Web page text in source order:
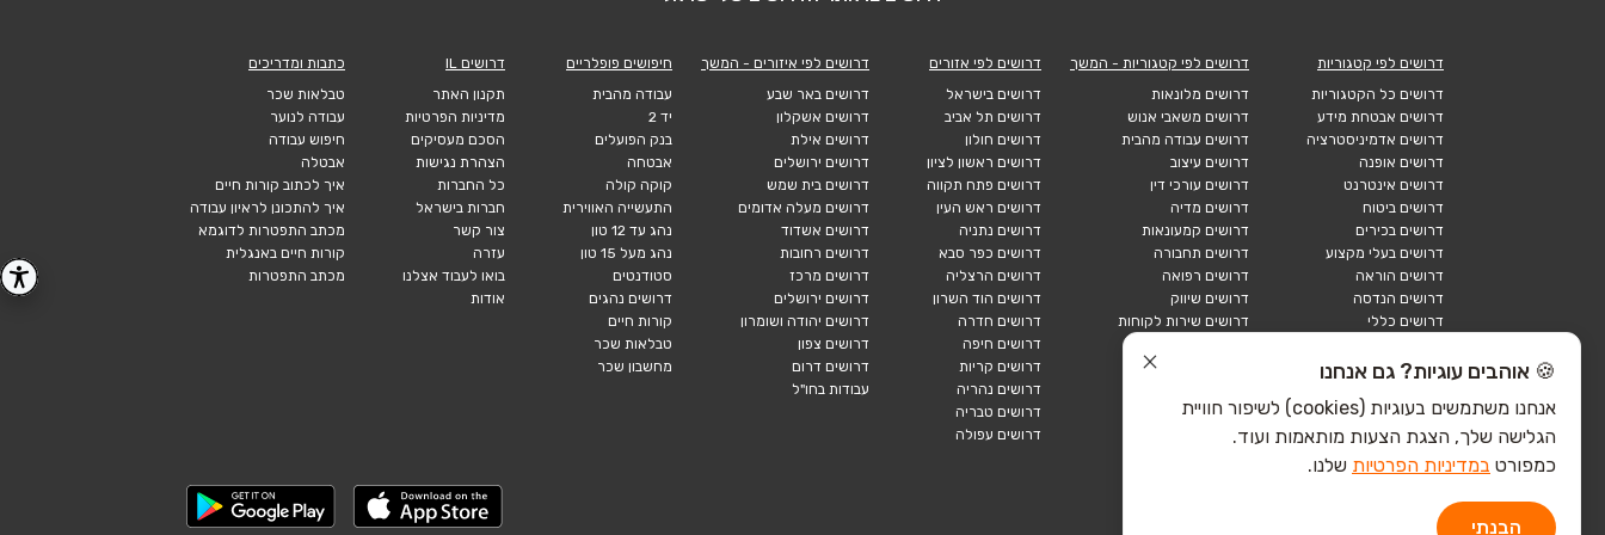
דרושים לפי קטגוריות
דרושים כל הקטגוריות
דרושים אבטחת מידע
דרושים אדמיניסטרציה
דרושים אופנה
דרושים אינטרנט
דרושים ביטוח
דרושים בכירים
דרושים בעלי מקצוע
דרושים הוראה
דרושים הנדסה
דרושים כללי
דרושים לוגיסטיקה
דרושים מכירות
הייטק חומרה
דרושים לפי קטגוריות - המשך
דרושים מלונאות
דרושים משאבי אנוש
דרושים עבודה מהבית
דרושים עיצוב
דרושים עורכי דין
דרושים מדיה
דרושים קמעונאות
דרושים תחבורה
דרושים רפואה
דרושים שיווק
דרושים שירות לקוחות
הייטק כללי
הייטק תוכנה
דרושים לפי אזורים
דרושים בישראל
דרושים תל אביב
דרושים חולון
דרושים ראשון לציון
דרושים פתח תקווה
דרושים ראש העין
דרושים נתניה
דרושים כפר סבא
דרושים הרצליה
דרושים הוד השרון
דרושים חדרה
דרושים חיפה
דרושים קריות
דרושים נהריה
דרושים טבריה
דרושים עפולה
דרושים לפי איזורים - המשך
דרושים באר שבע
דרושים אשקלון
דרושים אילת
דרושים ירושלים
דרושים בית שמש
דרושים מעלה אדומים
דרושים אשדוד
דרושים רחובות
דרושים מרכז
דרושים ירושלים
דרושים יהודה ושומרון
דרושים צפון
דרושים דרום
עבודות בחו"ל
חיפושים פופלריים
עבודה מהבית
יד 2
בנק הפועלים
אבטחה
קוקה קולה
התעשייה האווירית
נהג עד 12 טון
נהג מעל 15 טון
סטודנטים
דרושים נהגים
קורות חיים
טבלאות שכר
מחשבון שכר
דרושים IL
תקנון האתר
מדיניות הפרטיות
הסכם מעסיקים
הצהרת נגישות
כל החברות
חברות בישראל
צור קשר
עזרה
בואו לעבוד אצלנו
אודות
כתבות ומדריכים
טבלאות שכר
עבודה לנוער
חיפוש עבודה
אבטלה
איך לכתוב קורות חיים
איך להתכונן לראיון עבודה
מכתב התפטרות לדוגמא
קורות חיים באנגלית
מכתב התפטרות
🍪 אוהבים עוגיות? גם אנחנו
אנחנו משתמשים בעוגיות (cookies) לשיפור חוויית
הגלישה שלך, הצגת הצעות מותאמות ועוד.
כמפורט במדיניות הפרטיות שלנו.
הבנתי